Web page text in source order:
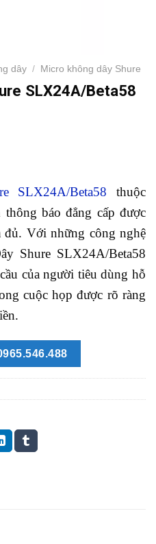
dây / Micro không dây Shure
SLX24A/Beta58
SLX24A/Beta58 thuộc
thông báo đẳng cấp được
đủ. Với những công nghệ
Shure SLX24A/Beta58
của người tiêu dùng hỗ
cuộc họp được rõ ràng